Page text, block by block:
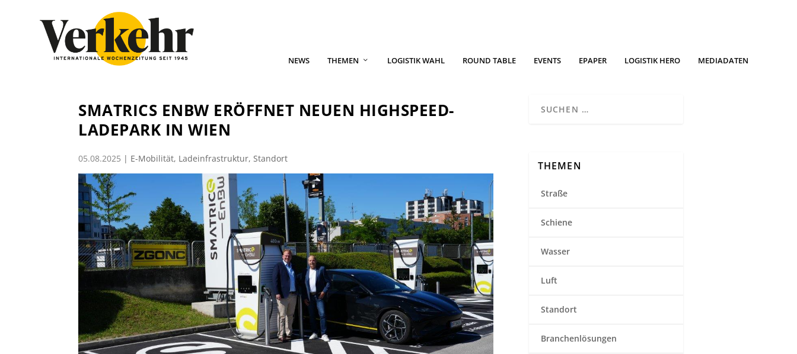
NEWS THEMEN LOGISTIK WAHL ROUND TABLE EVENTS EPAPER LOGISTIK HERO MEDIADATEN
SMATRICS ENBW ERÖFFNET NEUEN HIGHSPEED-
LADEPARK IN WIEN
05.08.2025 | E-Mobilität, Ladeinfrastruktur, Standort
THEMEN
Straße
Schiene
Wasser
Luft
Standort
Branchenlösungen